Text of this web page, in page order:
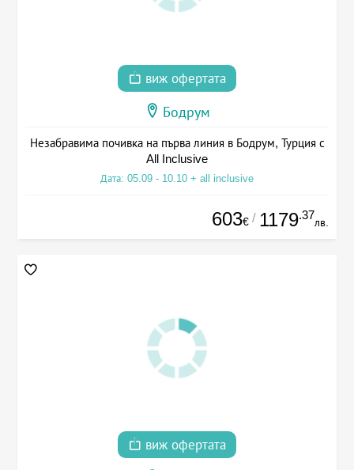
виж офертата
Бодрум
Незабравима почивка на първа линия в Бодрум, Турция с
All Inclusive
Дата: 05.09 - 10.10 + all inclusive
603€ / 1179.37
лв.
виж офертата